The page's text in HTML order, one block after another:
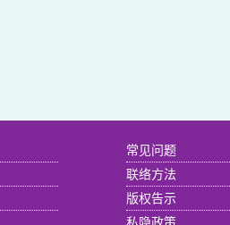
常见问题
联络方法
版权告示